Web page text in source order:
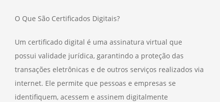
O Que São Certificados Digitais?
Um certificado digital é uma assinatura virtual que
possui validade jurídica, garantindo a proteção das
transações eletrônicas e de outros serviços realizados via
internet. Ele permite que pessoas e empresas se
identifiquem, acessem e assinem digitalmente